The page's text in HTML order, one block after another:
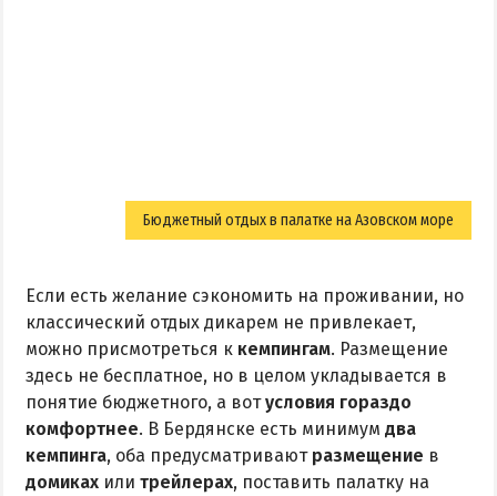
Бюджетный отдых в палатке на Азовском море
Если есть желание сэкономить на проживании, но
классический отдых дикарем не привлекает,
можно присмотреться к кемпингам. Размещение
здесь не бесплатное, но в целом укладывается в
понятие бюджетного, а вотусловия гораздо
комфортнее. В Бердянске есть минимум два
кемпинга, оба предусматривают размещение в
домиках или трейлерах, поставить палатку на